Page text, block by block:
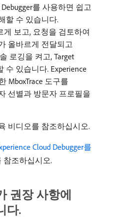
Debugger를 사용하면 쉽고
할 수 있습니다.
보고, 요청을 검토하여
올바르게 전달되고
로깅을 켜고, Target
수 있습니다. Experience
MboxTrace 도구를
선별과 방문자 프로필을
비디오를 참조하십시오.
Cloud Debugger를
참조하십시오.
권장 사항에
다.